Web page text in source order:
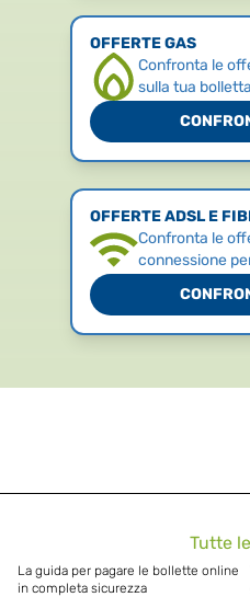
OFFERTE GAS
Confronta le
sulla tua
OFFERTE ADSL E
Confronta le
connessione
Tutte
La guida per pagare le bollette online
in completa sicurezza